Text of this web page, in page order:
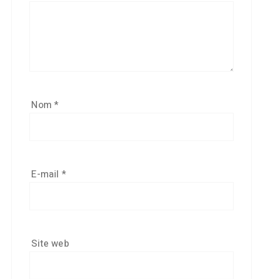
Nom*
E-mail *
Site web